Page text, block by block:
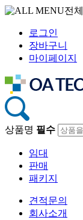
전
로그인
장바구니
마이페이지
상품명 필수
임대
판매
패키지
견적문의
회사소개